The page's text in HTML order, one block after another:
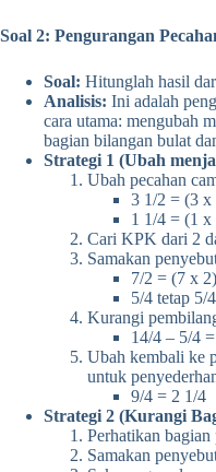
Soal 2: Pengurangan
Soal: Hitunglah hasil
Analisis: Ini adalah
cara utama: mengubah
bagian bilangan bulat
Strategi 1 (Ubah
Ubah pecahan
3 1/2 = (3 x
1 1/4 = (1
Cari KPK dari 2
Samakan
7/2 = (7 x
5/4 tetap 5/4
Kurangi
14/4 – 5/4
Ubah kembali ke
untuk
9/4 = 2 1/4
Strategi 2 (Kurangi
Perhatikan bagian
Samakan